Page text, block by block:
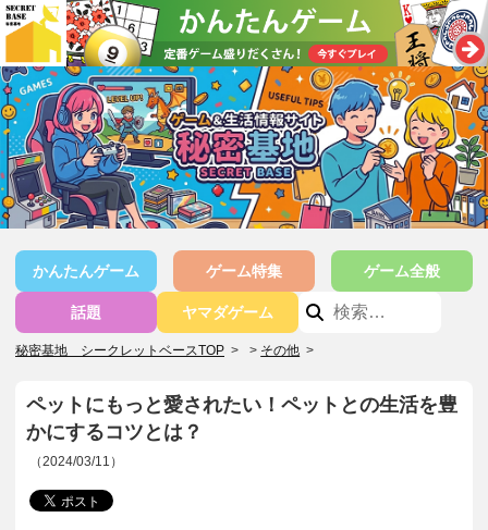
かんたんゲーム ゲーム特集 ゲーム全般
話題 ヤマダゲーム
秘密基地 シークレットベースTOP > その他 >
ペットにもっと愛されたい！ペットとの生活を豊
かにするコツとは？
（2024/03/11）